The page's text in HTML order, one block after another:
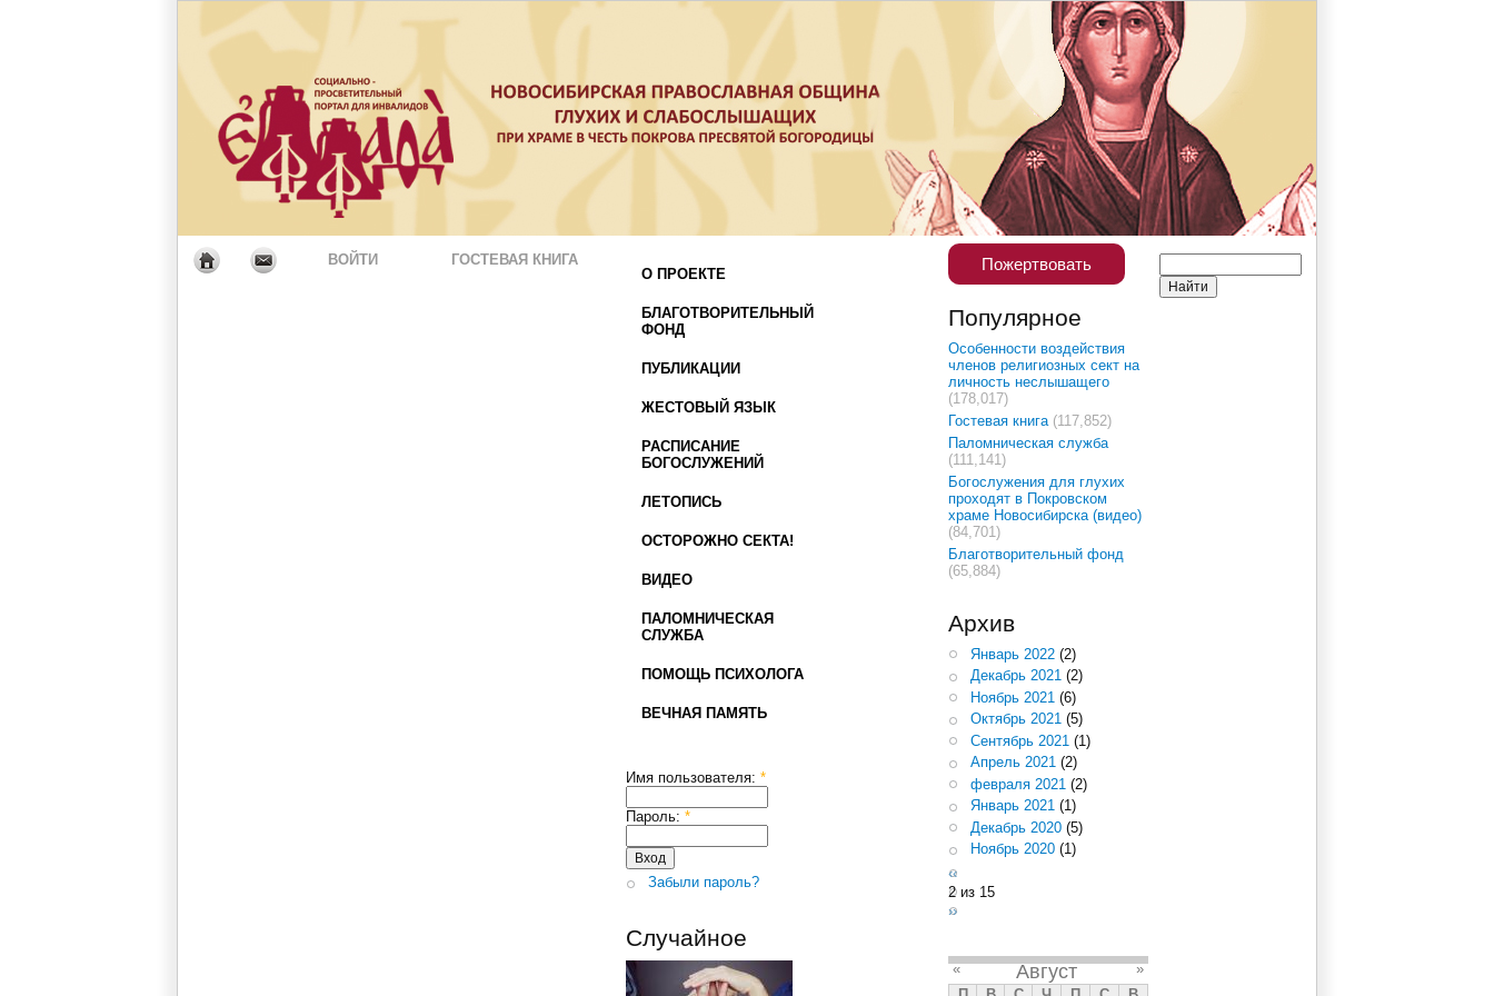
ВОЙТИ
ГОСТЕВАЯ КНИГА
О ПРОЕКТЕ
БЛАГОТВОРИТЕЛЬНЫЙ
ФОНД
ПУБЛИКАЦИИ
ЖЕСТОВЫЙ ЯЗЫК
РАСПИСАНИЕ
БОГОСЛУЖЕНИЙ
ЛЕТОПИСЬ
ОСТОРОЖНО СЕКТА!
ВИДЕО
ПАЛОМНИЧЕСКАЯ
СЛУЖБА
ПОМОЩЬ ПСИХОЛОГА
ВЕЧНАЯ ПАМЯТЬ
Имя пользователя: *
Пароль: *
Забыли пароль?
Случайное
Пожертвовать
Популярное
Особенности воздействия
членов религиозных сект на
личность неслышащего
(178,017)
Гостевая книга (117,852)
Паломническая служба
(111,141)
Богослужения для глухих
проходят в Покровском
храме Новосибирска (видео)
(84,701)
Благотворительный фонд
(65,884)
Архив
Январь 2022(2)
Декабрь 2021(2)
Ноябрь 2021 (6)
Октябрь 2021(5)
Сентябрь 2021 (1)
Апрель 2021(2)
февраля 2021 (2)
Январь 2021(1)
Декабрь 2020(5)
Ноябрь 2020(1)
‹‹
2 из 15
››
« Август
»